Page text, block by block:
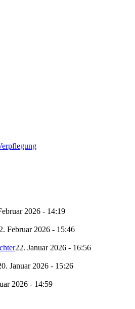
2026 - 14:19
Februar 2026 - 15:46
22. Januar 2026 - 16:56
Januar 2026 - 15:26
2026 - 14:59